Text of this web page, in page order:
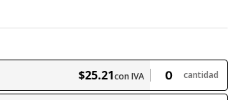
$25.21con IVA cantidad